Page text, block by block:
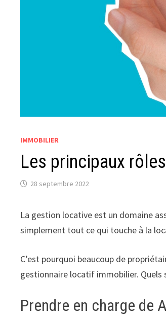
IMMOBILIER
Les principaux
28 septembre 2022
La gestion locative est un domaine
simplement tout ce qui touche à la
C’est pourquoi beaucoup de
gestionnaire locatif immobilier. Quels
Prendre en charge de